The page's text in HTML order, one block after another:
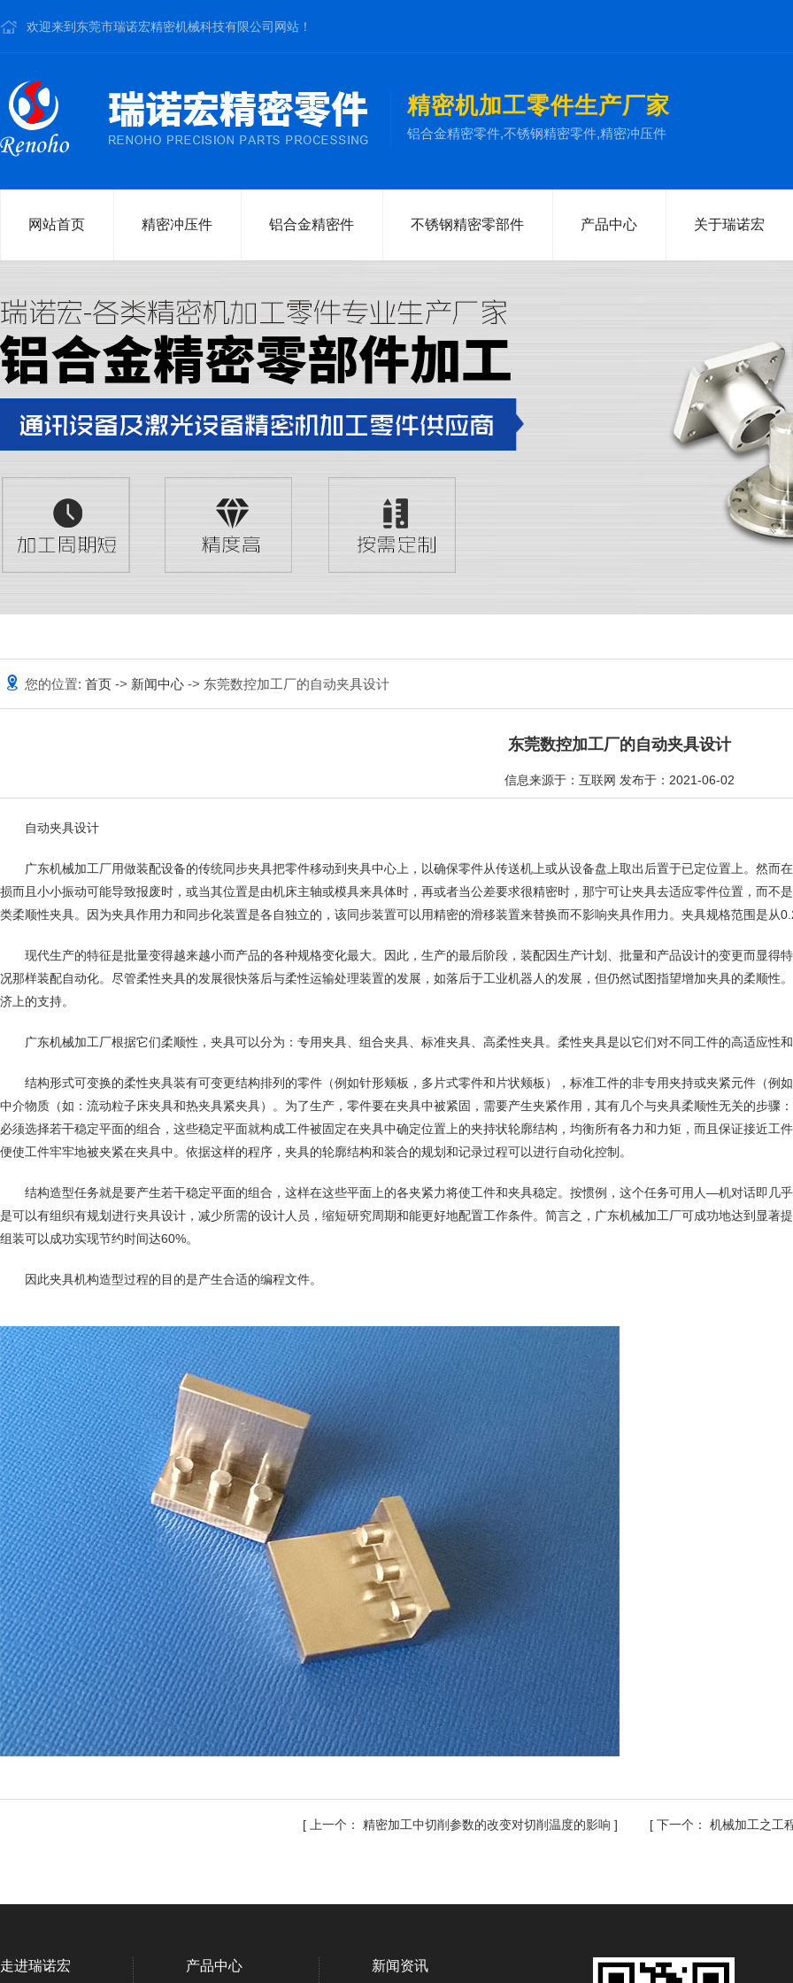
欢迎来到东莞市瑞诺宏精密机械科技有限公司网站！
精密机加工零件生产厂家
铝合金精密零件,不锈钢精密零件,精密冲压件
网站首页 精密冲压件 铝合金精密件 不锈钢精密零部件 产品中心 关于瑞诺宏
您的位置: 首页 -> 新闻中心 -> 东莞数控加工厂的自动夹具设计
东莞数控加工厂的自动夹具设计
信息来源于：互联网 发布于：2021-06-02
自动夹具设计
广东机械加工厂用做装配设备的传统同步夹具把零件移动到夹具中心上，以确保零件从传送机上或从设备盘上取出后置于已定位置上。然
损而且小小振动可能导致报废时，或当其位置是由机床主轴或模具来具体时，再或者当公差要求很精密时，那宁可让夹具去适应零件位置，而
类柔顺性夹具。因为夹具作用力和同步化装置是各自独立的，该同步装置可以用精密的滑移装置来替换而不影响夹具作用力。夹具规格范围是从
现代生产的特征是批量变得越来越小而产品的各种规格变化最大。因此，生产的最后阶段，装配因生产计划、批量和产品设计的变更而显
况那样装配自动化。尽管柔性夹具的发展很快落后与柔性运输处理装置的发展，如落后于工业机器人的发展，但仍然试图指望增加夹具的柔顺
济上的支持。
广东机械加工厂根据它们柔顺性，夹具可以分为：专用夹具、组合夹具、标准夹具、高柔性夹具。柔性夹具是以它们对不同工件的高适应性和
结构形式可变换的柔性夹具装有可变更结构排列的零件（例如针形颊板，多片式零件和片状颊板），标准工件的非专用夹持或夹紧元件（
中介物质（如：流动粒子床夹具和热夹具紧夹具）。为了生产，零件要在夹具中被紧固，需要产生夹紧作用，其有几个与夹具柔顺性无关的步
必须选择若干稳定平面的组合，这些稳定平面就构成工件被固定在夹具中确定位置上的夹持状轮廓结构，均衡所有各力和力矩，而且保证接近
便使工件牢牢地被夹紧在夹具中。依据这样的程序，夹具的轮廓结构和装合的规划和记录过程可以进行自动化控制。
结构造型任务就是要产生若干稳定平面的组合，这样在这些平面上的各夹紧力将使工件和夹具稳定。按惯例，这个任务可用人—机对话即
是可以有组织有规划进行夹具设计，减少所需的设计人员，缩短研究周期和能更好地配置工作条件。简言之，广东机械加工厂可成功地达到显
组装可以成功实现节约时间达60%。
因此夹具机构造型过程的目的是产生合适的编程文件。
[ 上一个： 精密加工中切削参数的改变对切削温度的影响 ] [ 下一个： 机械加工之工
走进瑞诺宏 产品中心 新闻资讯